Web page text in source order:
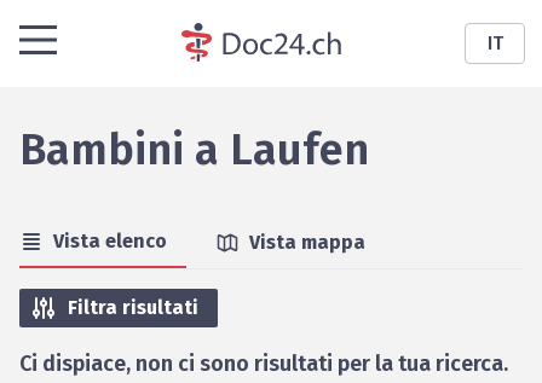
IT
Bambini a Laufen
Vista elenco Vista mappa
Filtra risultati
Ci dispiace, non ci sono risultati per la tua ricerca.